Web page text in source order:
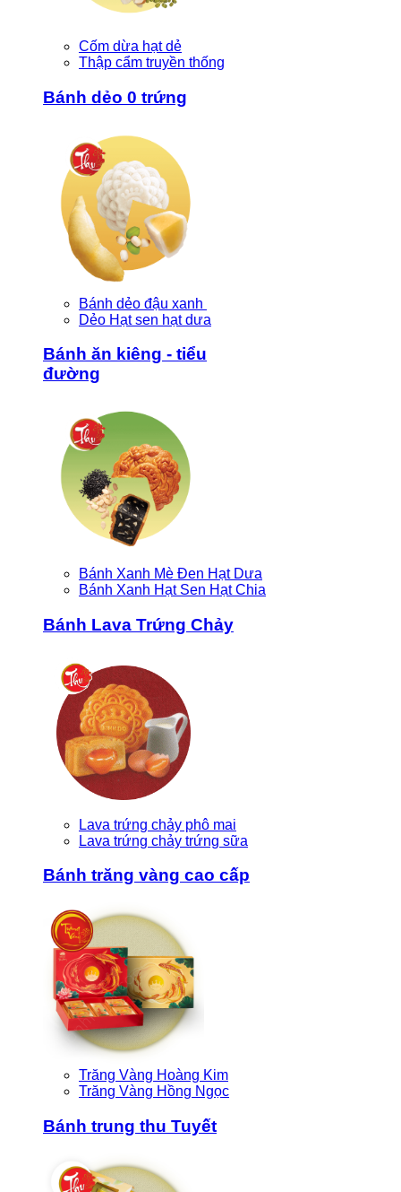
Cốm dừa hạt dẻ
Thập cẩm truyền thống
Bánh dẻo 0 trứng
Bánh dẻo đậu xanh
Dẻo Hạt sen hạt dưa
Bánh ăn kiêng - tiểu
đường
Bánh Xanh Mè Đen Hạt Dưa
Bánh Xanh Hạt Sen Hạt Chia
Bánh Lava Trứng Chảy
Lava trứng chảy phô mai
Lava trứng chảy trứng sữa
Bánh trăng vàng cao cấp
Trăng Vàng Hoàng Kim
Trăng Vàng Hồng Ngọc
Bánh trung thu Tuyết